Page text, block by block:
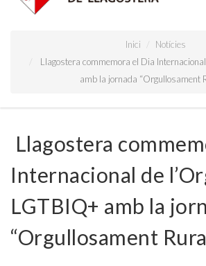
Inici
Notícies
Llagostera commemora el Dia
amb la jornada “Orgullosament
Llagostera
Internacional de
LGTBIQ+ amb la
“Orgullosament